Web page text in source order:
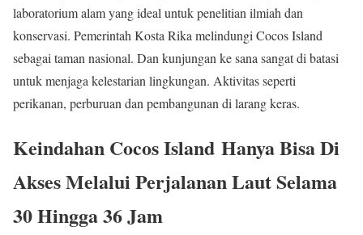
laboratorium alam yang ideal untuk penelitian ilmiah dan
konservasi. Pemerintah Kosta Rika melindungi Cocos Island
sebagai taman nasional. Dan kunjungan ke sana sangat di batasi
untuk menjaga kelestarian lingkungan. Aktivitas seperti
perikanan, perburuan dan pembangunan di larang keras.
Keindahan Cocos Island Hanya Bisa Di
Akses Melalui Perjalanan Laut Selama
30 Hingga 36 Jam